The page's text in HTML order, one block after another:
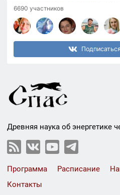
6690 участников
Древняя наука об энергетике
Программа Расписание
Контакты